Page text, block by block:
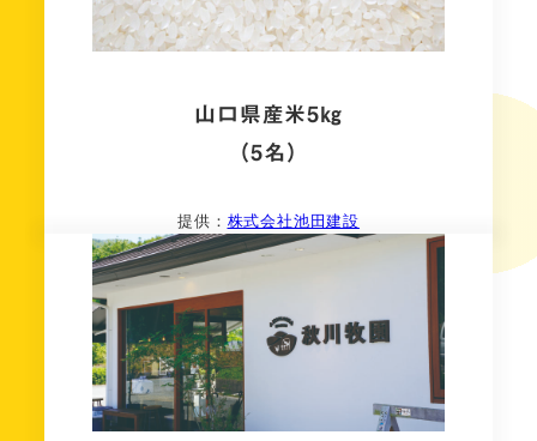
山口県産米5㎏
（5名）
提供： 株式会社池田建設